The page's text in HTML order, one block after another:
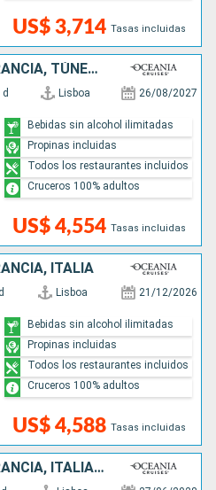
US$ 3,714 Tasas incluidas
PORTUGAL, ESPAÑA, FRANCIA, TÚNEZ, ITALIA
d Lisboa 26/08/2027
US$ 4,554 Tasas incluidas
Bebidas sin alcohol ilimitadas
Propinas incluidas
Todos los restaurantes incluidos
Cruceros 100% adultos
ITALIA
Lisboa 21/12/2026
US$ 4,588 Tasas incluidas
Bebidas sin alcohol ilimitadas
Propinas incluidas
Todos los restaurantes incluidos
Cruceros 100% adultos
PORTUGAL, ESPAÑA, FRANCIA, ITALIA, TÚNEZ